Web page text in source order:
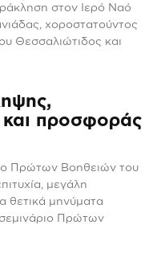
χοροστατούντος
Θεσσαλιώτιδος και
και προσφοράς
Πρώτων Βοηθειών του
θετικά μηνύματα
Πρώτων